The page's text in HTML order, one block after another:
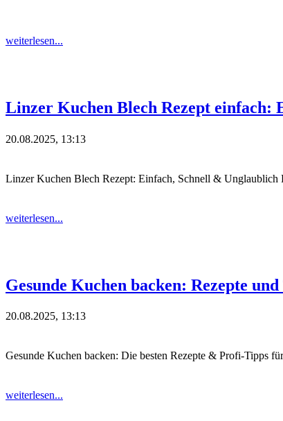
weiterlesen...
Linzer Kuchen Blech Rezept einfach:
20.08.2025, 13:13
Linzer Kuchen Blech Rezept: Einfach, Schnell & Unglaublich
weiterlesen...
Gesunde Kuchen backen: Rezepte
20.08.2025, 13:13
Gesunde Kuchen backen: Die besten Rezepte & Profi-Tipps
weiterlesen...